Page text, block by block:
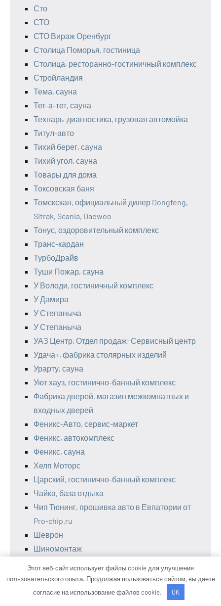
Сто
СТО
СТО Вираж Оренбург
Столица Поморья, гостиница
Столица, ресторанно-гостиничный комплекс
Стройландия
Тема, сауна
Тет-а-тет, сауна
Технарь-диагностика, грузовая автомойка
Титул-авто
Тихий берег, сауна
Тихий угол, сауна
Товары для дома
Токсовская баня
Томскскан, официальный дилер Dongfeng,
Sitrak, Scania, Daewoo
Тонус, оздоровительный комплекс
Транс-кардан
ТурбоДрайв
Туши Пожар, сауна
У Володи, гостиничный комплекс
У Дамира
У Степаныча
У Степаныча
УАЗ Центр, Отдел продаж; Сервисный центр
Удача+, фабрика столярных изделий
Урарту, сауна
Уют хауз, гостинично-банный комплекс
Фабрика дверей, магазин межкомнатных и
входных дверей
Феникс-Авто, сервис-маркет
Феникс, автокомплекс
Феникс, сауна
Хелп Моторс
Царский, гостинично-банный комплекс
Чайка, база отдыха
Чип Тюнинг, прошивка авто в Евпатории от
Pro-chip.ru
Шеврон
Шиномонтаж
Шишкин лес, гостевой дом
Эвакуатор
Этот веб-сайт использует файлы cookie для улучшения
пользовательского опыта. Продолжая пользоваться сайтом, вы даете
согласие на использование файлов cookie.
OK